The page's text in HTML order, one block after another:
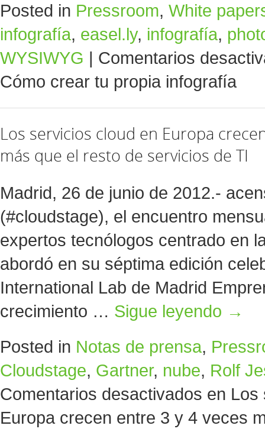
Posted in Pressroom, White
infografía, easel.ly, infografía,
WYSIWYG | Comentarios
Cómo crear tu propia infografía
Los servicios cloud en Europa
más que el resto de servicios de TI
Madrid, 26 de junio de 2012.-
(#cloudstage), el encuentro
expertos tecnólogos centrado en
abordó en su séptima edición
International Lab de Madrid
crecimiento … Sigue leyendo →
Posted in Notas de prensa,
Cloudstage, Gartner, nube, Rolf
Comentarios desactivados en Los
Europa crecen entre 3 y 4 veces